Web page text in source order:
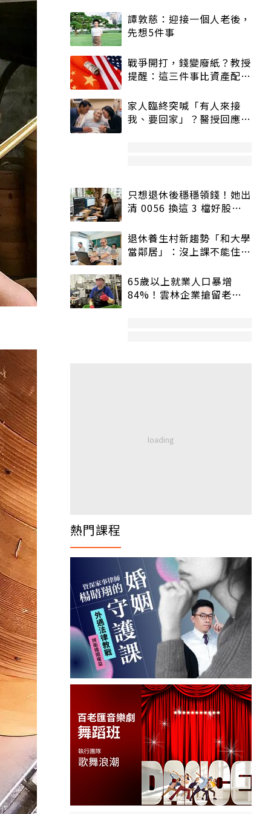
譚敦慈：迎接一個人老後，
先想5件事
戰爭開打，錢變廢紙？教授
提醒：這三件事比資產配置
家人臨終突喊「有人來接
我、要回家」？醫授回應方
只想退休後穩穩領錢！她出
清 0056 換這 3 檔好股：
退休養生村新趨勢「和大學
當鄰居」：沒上課不能住、
65歲以上就業人口暴增
84%！雲林企業搶留老員
熱門課程